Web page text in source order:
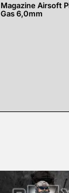
Magazine Airsoft
Gas 6,0mm